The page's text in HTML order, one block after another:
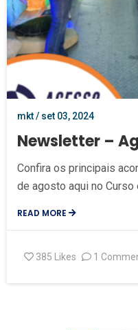
mkt / set 03, 2024
Newsletter –
Confira os principais
de agosto aqui no
READ MORE
385 Likes 1